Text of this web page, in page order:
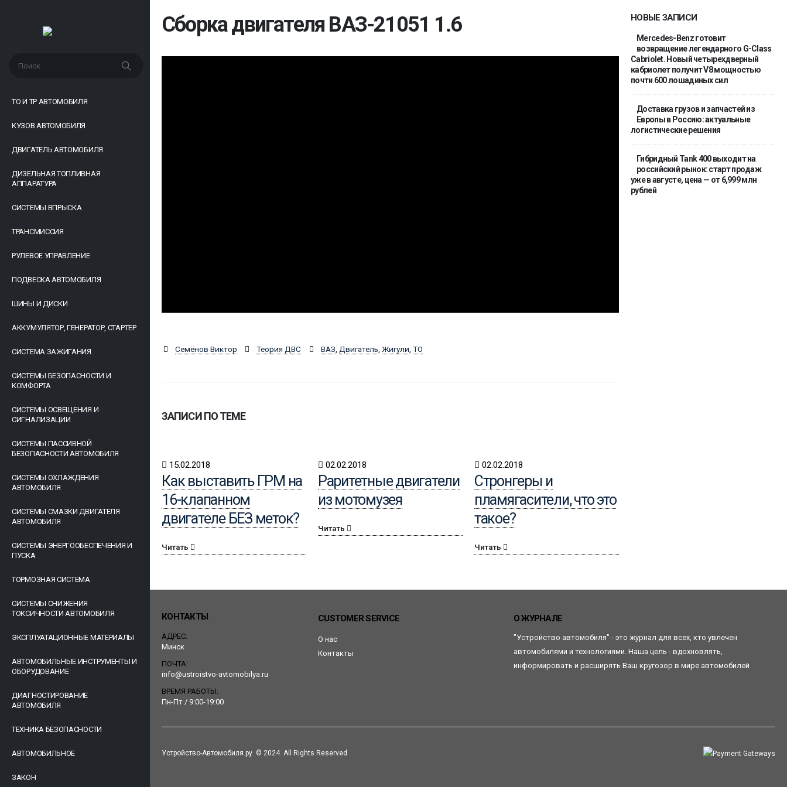
ТО И ТР АВТОМОБИЛЯ
КУЗОВ АВТОМОБИЛЯ
ДВИГАТЕЛЬ АВТОМОБИЛЯ
ДИЗЕЛЬНАЯ ТОПЛИВНАЯ
АППАРАТУРА
СИСТЕМЫ ВПРЫСКА
ТРАНСМИССИЯ
РУЛЕВОЕ УПРАВЛЕНИЕ
ПОДВЕСКА АВТОМОБИЛЯ
ШИНЫ И ДИСКИ
АККУМУЛЯТОР, ГЕНЕРАТОР, СТАРТЕР
СИСТЕМА ЗАЖИГАНИЯ
СИСТЕМЫ БЕЗОПАСНОСТИ И
КОМФОРТА
СИСТЕМЫ ОСВЕЩЕНИЯ И
СИГНАЛИЗАЦИИ
СИСТЕМЫ ПАССИВНОЙ
БЕЗОПАСНОСТИ АВТОМОБИЛЯ
СИСТЕМЫ ОХЛАЖДЕНИЯ
АВТОМОБИЛЯ
СИСТЕМЫ СМАЗКИ ДВИГАТЕЛЯ
АВТОМОБИЛЯ
СИСТЕМЫ ЭНЕРГООБЕСПЕЧЕНИЯ И
ПУСКА
ТОРМОЗНАЯ СИСТЕМА
СИСТЕМЫ СНИЖЕНИЯ
ТОКСИЧНОСТИ АВТОМОБИЛЯ
ЭКСПЛУАТАЦИОННЫЕ МАТЕРИАЛЫ
АВТОМОБИЛЬНЫЕ ИНСТРУМЕНТЫ И
ОБОРУДОВАНИЕ
ДИАГНОСТИРОВАНИЕ
АВТОМОБИЛЯ
ТЕХНИКА БЕЗОПАСНОСТИ
АВТОМОБИЛЬНОЕ
ЗАКОН
Сборка двигателя ВАЗ-21051 1.6
Семёнов Виктор Теория ДВС ВАЗ Двигатель Жигули ТО
ЗАПИСИ ПО ТЕМЕ
15.02.2018
Как выставить ГРМ на
16-клапанном
двигателе БЕЗ меток?
Читать
02.02.2018
Раритетные двигатели
из мотомузея
Читать
02.02.2018
Стронгеры и
пламягасители, что это
такое?
Читать
НОВЫЕ ЗАПИСИ
Mercedes-Benz готовит
возвращение легендарного G-Class
Cabriolet. Новый четырехдверный
кабриолет получит V8 мощностью
почти 600 лошадиных сил
Доставка грузов и запчастей из
Европы в Россию: актуальные
логистические решения
Гибридный Tank 400 выходит на
российский рынок: старт продаж
уже в августе, цена — от 6,999 млн
рублей
КОНТАКТЫ
АДРЕС:
Минск
ПОЧТА:
info@ustroistvo-avtomobilya.ru
ВРЕМЯ РАБОТЫ:
Пн-Пт / 9:00-19:00
CUSTOMER SERVICE
О нас
Контакты
О ЖУРНАЛЕ
"Устройство автомобиля" - это журнал для всех, кто увлечен
автомобилями и технологиями. Наша цель - вдохновлять,
информировать и расширять Ваш кругозор в мире автомобилей
Устройство-Автомобиля.ру. © 2024. All Rights Reserved